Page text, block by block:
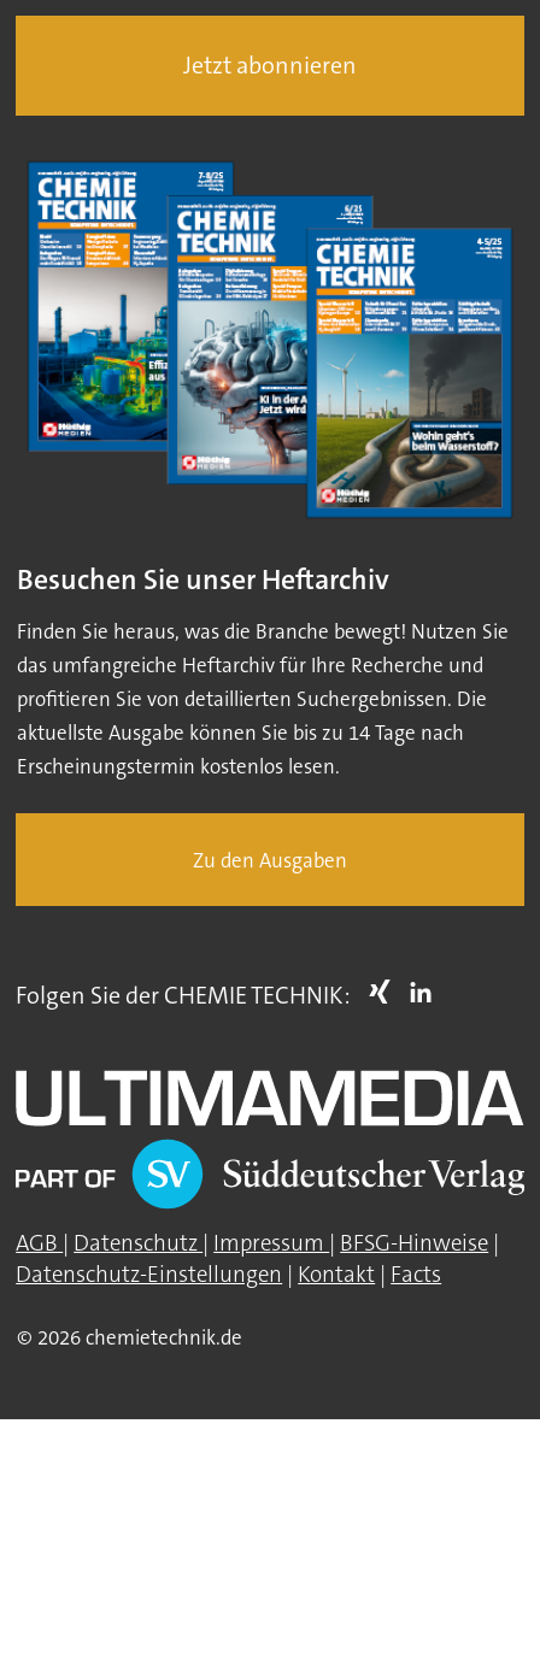
Jetzt abonnieren
Besuchen Sie unser Heftarchiv
Finden Sie heraus, was die Branche bewegt! Nutzen Sie
das umfangreiche Heftarchiv für Ihre Recherche und
profitieren Sie von detaillierten Suchergebnissen. Die
aktuellste Ausgabe können Sie bis zu 14 Tage nach
Erscheinungstermin kostenlos lesen.
Zu den Ausgaben
Folgen Sie der CHEMIE TECHNIK:
AGB | Datenschutz | Impressum | BFSG-Hinweise |
Datenschutz-Einstellungen | Kontakt | Facts
© 2026 chemietechnik.de